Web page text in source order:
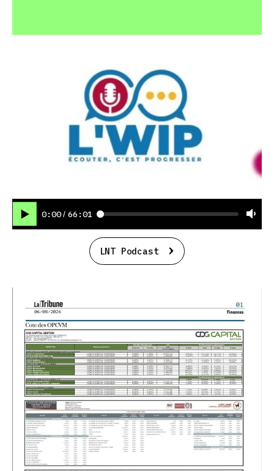
0:00 / 66:01
LNT Podcast